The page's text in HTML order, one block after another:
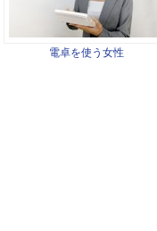
電卓を使う女性